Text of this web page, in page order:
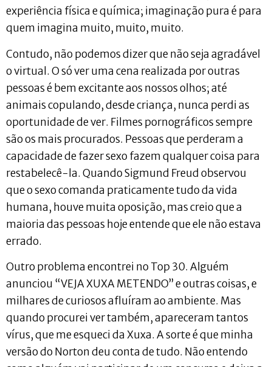
experiência física e química; imaginação pura é para
quem imagina muito, muito, muito.
Contudo, não podemos dizer que não seja agradável
o virtual. O só ver uma cena realizada por outras
pessoas é bem excitante aos nossos olhos; até
animais copulando, desde criança, nunca perdi as
oportunidade de ver. Filmes pornográficos sempre
são os mais procurados. Pessoas que perderam a
capacidade de fazer sexo fazem qualquer coisa para
restabelecê-la. Quando Sigmund Freud observou
que o sexo comanda praticamente tudo da vida
humana, houve muita oposição, mas creio que a
maioria das pessoas hoje entende que ele não estava
errado.
Outro problema encontrei no Top 30. Alguém
anunciou “VEJA XUXA METENDO” e outras coisas, e
milhares de curiosos afluíram ao ambiente. Mas
quando procurei ver também, apareceram tantos
vírus, que me esqueci da Xuxa. A sorte é que minha
versão do Norton deu conta de tudo. Não entendo